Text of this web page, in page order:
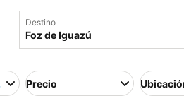
Destino
mayorPrecio